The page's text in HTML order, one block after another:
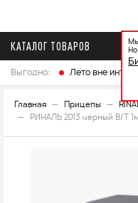
КАТАЛОГ ТОВАРОВ
Выгодно: Лето вне
Главная Прицепы
RINAL
РИНАЛЬ 2013 черный В/Т 1м